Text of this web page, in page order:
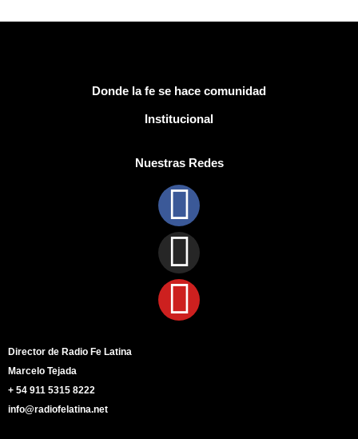
Donde la fe se hace comunidad
Institucional
Nuestras Redes
Director de Radio Fe Latina
Marcelo Tejada
+ 54 911 5315 8222
info@radiofelatina.net